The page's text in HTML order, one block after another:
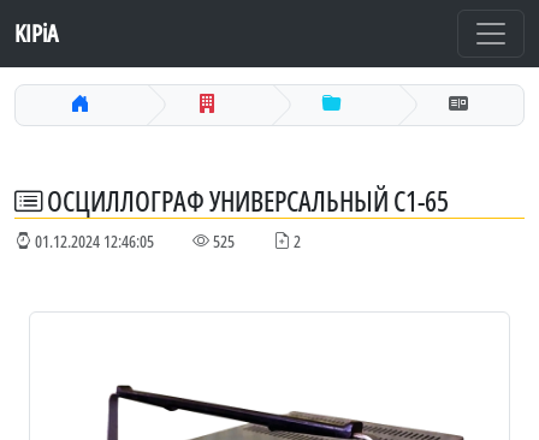
KIPiA
ОСЦИЛЛОГРАФ УНИВЕРСАЛЬНЫЙ С1-65
01.12.2024 12:46:05 525 2